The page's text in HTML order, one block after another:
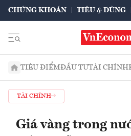
CHỨNG KHOÁN TIÊU & DÙNG
TIÊU ĐIỂMĐẦU TƯTÀI CHÍNH
TÀI CHÍNH
Giá vàng trong